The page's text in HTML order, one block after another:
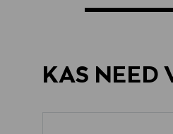
KAS NEED